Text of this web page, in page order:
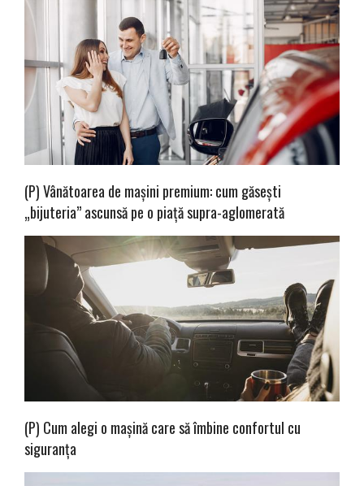
(P) Vânătoarea de mașini premium: cum găsești
„bijuteria” ascunsă pe o piață supra-aglomerată
(P) Cum alegi o mașină care să îmbine confortul cu
siguranța